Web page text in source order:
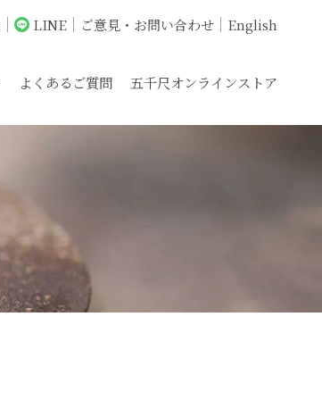
LINE ご意見・お問い合わせ English
よくあるご質問 五千尺オンラインストア